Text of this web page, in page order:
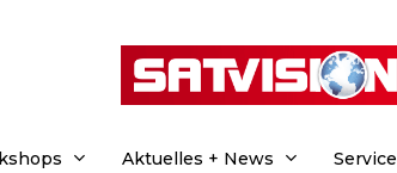
Aktuelles + News Service